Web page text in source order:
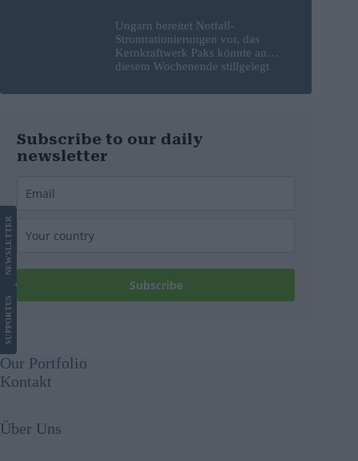
Ungarn bereitet Notfall-
Stromrationierungen vor, das
Kernkraftwerk Paks könnte an
diesem Wochenende stillgelegt
Subscribe to our daily
newsletter
Subscribe
SUPPORT
US
NEWS
LETTER
Our Portfolio
Kontakt
Über Uns